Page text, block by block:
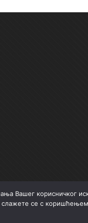
Вашег корисничког
се с